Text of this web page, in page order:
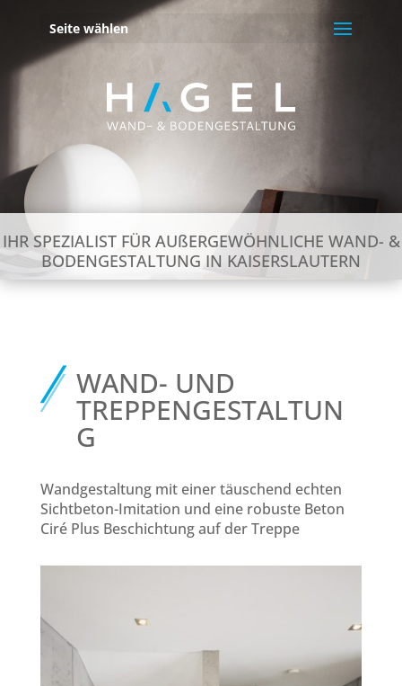
Seite wählen
IHR SPEZIALIST FÜR AUßERGEWÖHNLICHE WAND- &
BODENGESTALTUNG IN KAISERSLAUTERN
WAND- UND
TREPPENGESTALTUN
G
Wandgestaltung mit einer täuschend echten
Sichtbeton-Imitation und eine robuste Beton
Ciré Plus Beschichtung auf der Treppe